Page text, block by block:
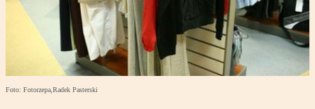
Foto: Fotorzepa,Radek Pasterski